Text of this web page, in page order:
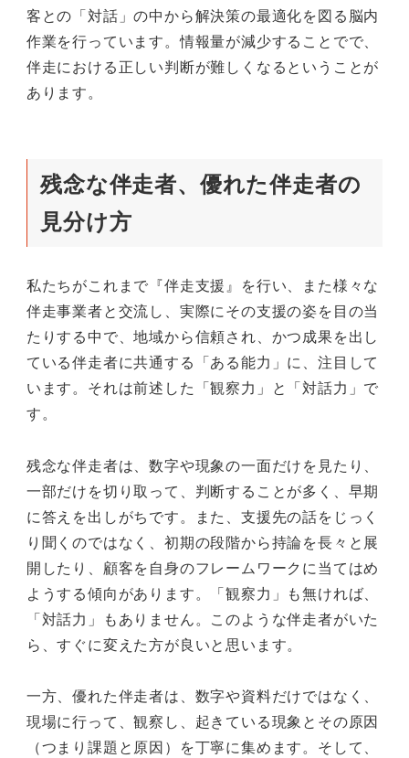
客との「対話」の中から解決策の最適化を図る脳内
作業を行っています。情報量が減少することでで、
伴走における正しい判断が難しくなるということが
あります。
残念な伴走者、優れた伴走者の
見分け方
私たちがこれまで『伴走支援』を行い、また様々な
伴走事業者と交流し、実際にその支援の姿を目の当
たりする中で、地域から信頼され、かつ成果を出し
ている伴走者に共通する「ある能力」に、注目して
います。それは前述した「観察力」と「対話力」で
す。
残念な伴走者は、数字や現象の一面だけを見たり、
一部だけを切り取って、判断することが多く、早期
に答えを出しがちです。また、支援先の話をじっく
り聞くのではなく、初期の段階から持論を長々と展
開したり、顧客を自身のフレームワークに当てはめ
ようする傾向があります。「観察力」も無ければ、
「対話力」もありません。このような伴走者がいた
ら、すぐに変えた方が良いと思います。
一方、優れた伴走者は、数字や資料だけではなく、
現場に行って、観察し、起きている現象とその原因
（つまり課題と原因）を丁寧に集めます。そして、